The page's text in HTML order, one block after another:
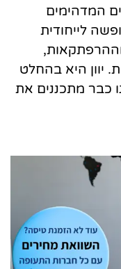
המדהימים
לייחודית
יוון היא בהחלט
כבר מתכננים את